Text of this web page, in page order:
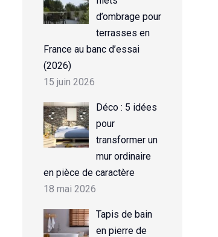
d’ombrage pour
terrasses en
France au banc d’essai
(2026)
15 juin 2026
Déco : 5 idées
pour
transformer un
mur ordinaire
en pièce de caractère
18 mai 2026
Tapis de bain
en pierre de